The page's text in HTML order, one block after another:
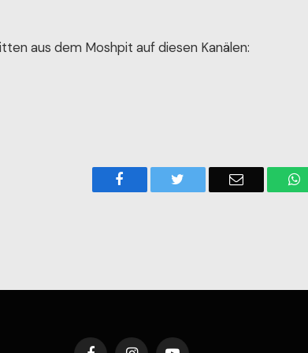
aus dem Moshpit auf diesen Kanälen:
Facebook Email